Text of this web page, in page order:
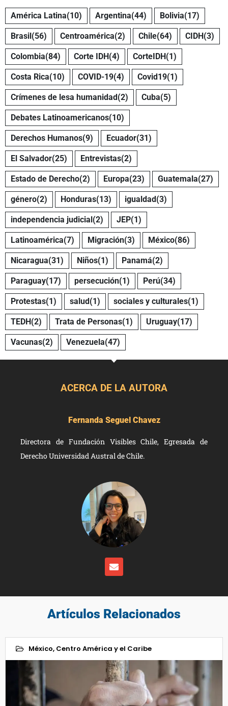
América Latina(10) Argentina(44) Bolivia(17)
Brasil (56) Centroamérica(2) Chile(64) CIDH (3)
Colombia(84) Corte IDH (4) CorteIDH (1)
Costa Rica(10) COVID-19(4) Covid19(1)
Crímenes de lesa humanidad (2) Cuba(5)
Debates Latinoamericanos(10)
Derechos Humanos(9) Ecuador(31)
El Salvador(25) Entrevistas(2)
Estado de Derecho(2) Europa(23) Guatemala(27)
género(2) Honduras(13) igualdad (3)
independencia judicial (2) JEP(1)
Latinoamérica(7) Migración(3) México(86)
Nicaragua(31) Niños(1) Panamá(2)
Paraguay(17) persecución(1) Perú(34)
Protestas(1) salud (1) sociales y culturales(1)
TEDH (2) Trata de Personas(1) Uruguay(17)
Vacunas(2) Venezuela(47)
ACERCA DE LA AUTORA
Fernanda Seguel Chavez
Directora de Fundación Visibles Chile, Egresada de
Derecho Universidad Austral de Chile.
Artículos Relacionados
México, Centro América y el Caribe
23
Nov 2023